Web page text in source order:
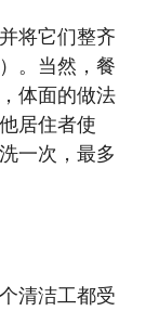
将它们整齐
。当然，餐
体面的做法
居住者使
一次，最多
清洁工都受